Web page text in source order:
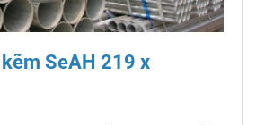
SeAH 219 x